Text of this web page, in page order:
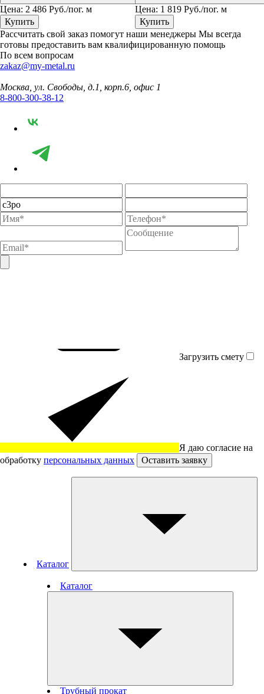
Цена: 2 486 Руб./пог. м
Купить
Цена: 1 819 Руб./пог. м
Купить
Рассчитать свой заказ помогут наши менеджеры Мы всегда
готовы предоставить вам квалифицированную помощь
По всем вопросам
zakaz@my-metal.ru
Москва, ул. Свободы, д.1, корп.6, офис 1
8-800-300-38-12
Загрузить смету
Я даю согласие на
обработку персональных данных Оставить заявку
Каталог
Каталог
Трубный прокат